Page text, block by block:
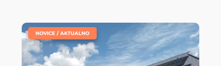
NOVICE / AKTUALNO